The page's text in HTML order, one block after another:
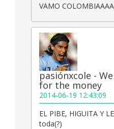
VAMO
pasiónxcole -
for the money
2014-06-19 12:43:09
EL PIBE, HIGUITA Y
toda(?)